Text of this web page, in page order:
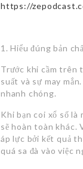
https://
1. Hiểu đúng bản
Trước khi cầm trên
suất và sự may
nhanh chóng.
Khi bạn coi xổ số
sẽ hoàn toàn khác.
áp lực bởi kết quả
quá sa đà vào việc